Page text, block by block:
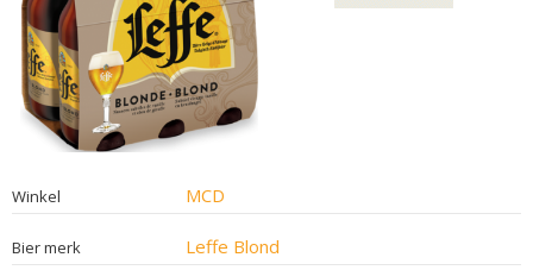
Winkel MCD
Bier merk Leffe Blond